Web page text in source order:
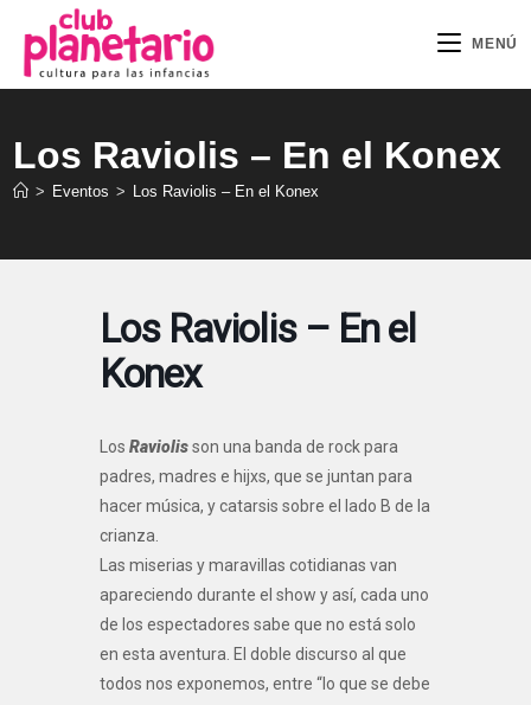
contenido
MENÚ
Los Raviolis – En el Konex
> Eventos > Los Raviolis – En el Konex
Los Raviolis – En el
Konex
Los Raviolisson una banda de rock para
padres, madres e hijxs, que se juntan para
hacer música, y catarsis sobre el lado B de la
crianza.
Las miserias y maravillas cotidianas van
apareciendo durante el show y así, cada uno
de los espectadores sabe que no está solo
en esta aventura. El doble discurso al que
todos nos exponemos, entre “lo que se debe